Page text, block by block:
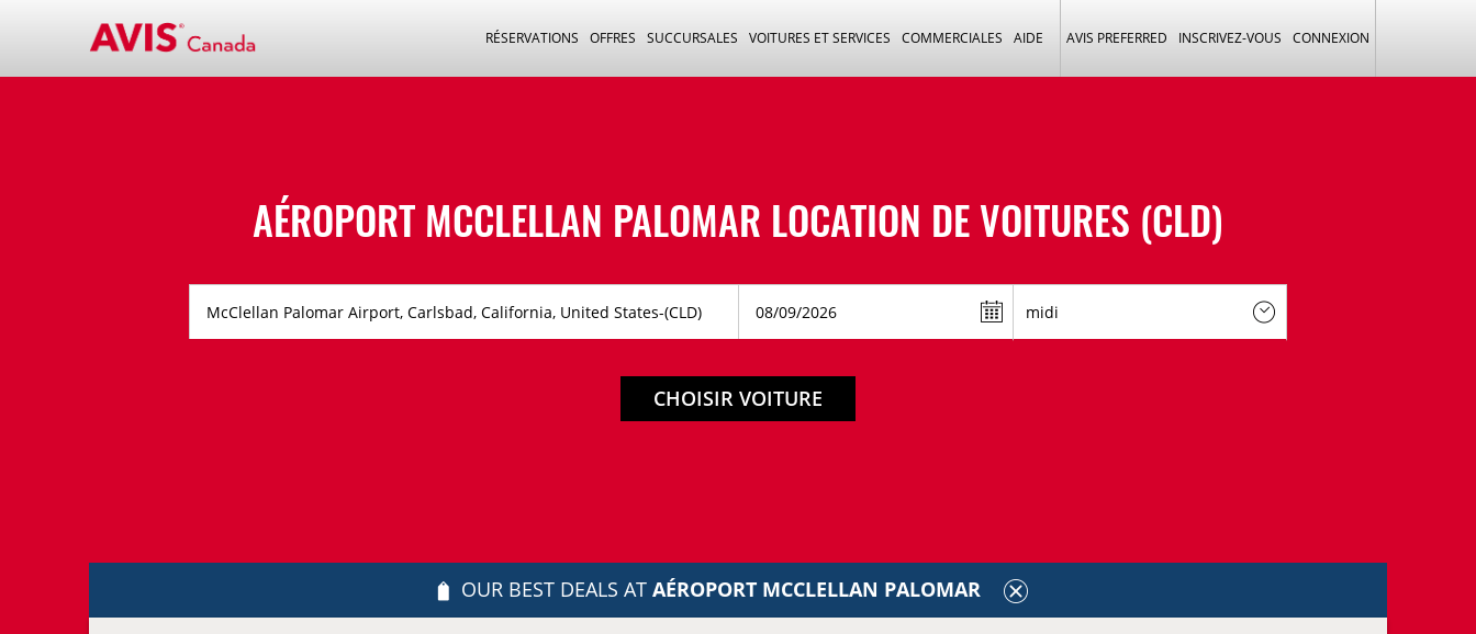
RÉSERVATIONS OFFRES SUCCURSALES VOITURES ET SERVICES COMMERCIALES AIDE AVIS PREFERRED INSCRIVEZ-VOUS CONNEXION
AÉROPORT MCCLELLAN PALOMAR LOCATION DE VOITURES (CLD)
CHOISIR VOITURE
OUR BEST DEALS AT AÉROPORT MCCLELLAN PALOMAR